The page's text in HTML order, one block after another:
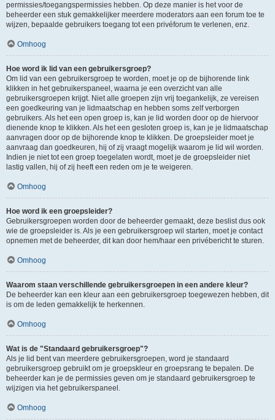
permissies/toegangspermissies hebben. Op deze manier is het voor de
beheerder een stuk gemakkelijker meerdere moderators aan een forum toe te
wijzen, bepaalde gebruikers toegang tot een privéforum te verlenen, enz.
Omhoog
Hoe word ik lid van een gebruikersgroep?
Om lid van een gebruikersgroep te worden, moet je op de bijhorende link
klikken in het gebruikerspaneel, waarna je een overzicht van alle
gebruikersgroepen krijgt. Niet alle groepen zijn vrij toegankelijk, ze vereisen
een goedkeuring van je lidmaatschap en hebben soms zelf verborgen
gebruikers. Als het een open groep is, kan je lid worden door op de hiervoor
dienende knop te klikken. Als het een gesloten groep is, kan je je lidmaatschap
aanvragen door op de bijhorende knop te klikken. De groepsleider moet je
aanvraag dan goedkeuren, hij of zij vraagt mogelijk waarom je lid wil worden.
Indien je niet tot een groep toegelaten wordt, moet je de groepsleider niet
lastig vallen, hij of zij heeft een reden om je te weigeren.
Omhoog
Hoe word ik een groepsleider?
Gebruikersgroepen worden door de beheerder gemaakt, deze beslist dus ook
wie de groepsleider is. Als je een gebruikersgroep wil starten, moet je contact
opnemen met de beheerder, dit kan door hem/haar een privébericht te sturen.
Omhoog
Waarom staan verschillende gebruikersgroepen in een andere kleur?
De beheerder kan een kleur aan een gebruikersgroep toegewezen hebben, dit
is om de leden gemakkelijk te herkennen.
Omhoog
Wat is de "Standaard gebruikersgroep"?
Als je lid bent van meerdere gebruikersgroepen, word je standaard
gebruikersgroep gebruikt om je groepskleur en groepsrang te bepalen. De
beheerder kan je de permissies geven om je standaard gebruikersgroep te
wijzigen via het gebruikerspaneel.
Omhoog